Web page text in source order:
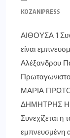
KOZANIPRESS
ΑΙΘΟΥΣΑ 1
είναι
Αλέξανδρου
ΜΑΡΙΑ
ΔΗΜΗΤΡΗΣ
Συνεχίζεται η
εμπνευσμένη